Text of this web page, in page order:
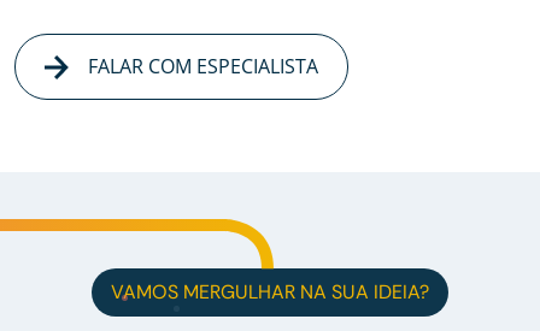
FALAR COM ESPECIALISTA
VAMOS MERGULHAR NA SUA IDEIA?